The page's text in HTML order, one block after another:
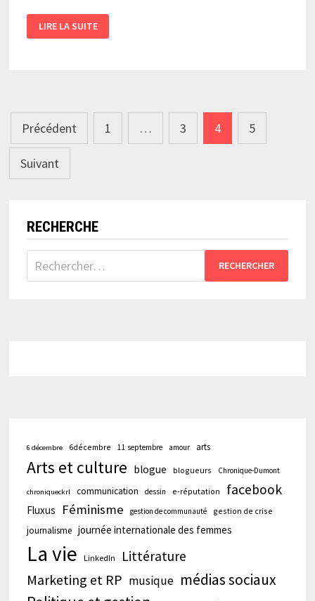
RÉFLÉCHIR
ET
CRÉER
LIRE LA SUITE
Pagination
des
publications
Précédent 1 … 3 4 5
Suivant
RECHERCHE
Rechercher :
6 décembre 6décembre 11 septembre amour arts
Arts et culture blogue blogueurs Chronique-Dumont
chroniqueckrl communication dessin e-réputation facebook
Fluxus Féminisme gestion de communauté gestion de crise
journalisme journée internationale des femmes
La vie LinkedIn Littérature
Marketing et RP musique médias sociaux